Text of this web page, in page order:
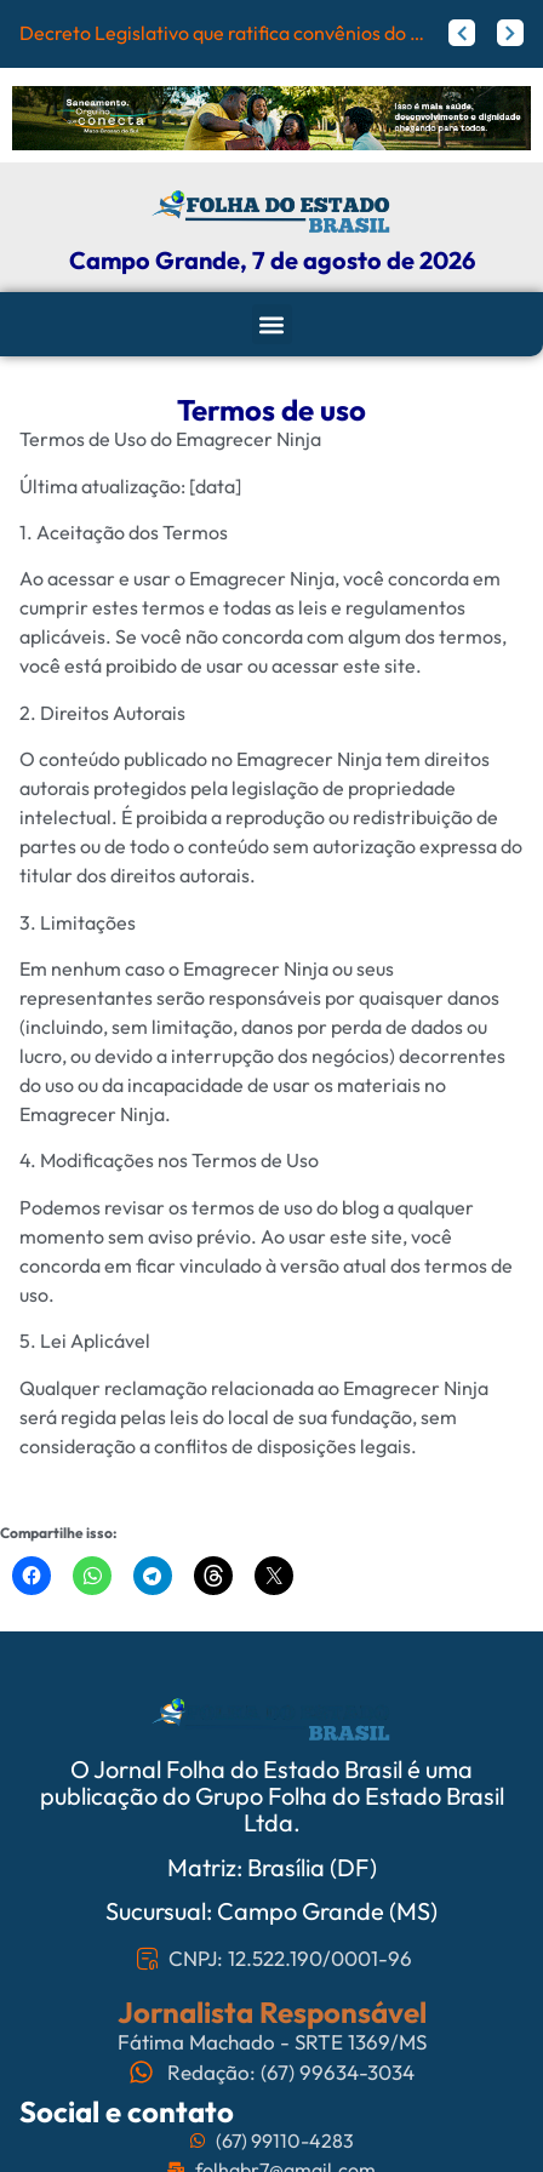
Ca Papy trabalha para melhorar pistas de skate com participação ativa de esportistas da CapitalAgosto Lilás: Maicon Nogueira fortalece a defesa das mulheres com leis e projetos de proteção em Campo Grande
Campo Grande, 7 de agosto de 2026
Termos de uso
Termos de Uso do Emagrecer Ninja
Última atualização: [data]
1. Aceitação dos Termos
Ao acessar e usar o Emagrecer Ninja, você concorda em
cumprir estes termos e todas as leis e regulamentos
aplicáveis. Se você não concorda com algum dos termos,
você está proibido de usar ou acessar este site.
2. Direitos Autorais
O conteúdo publicado no Emagrecer Ninja tem direitos
autorais protegidos pela legislação de propriedade
intelectual. É proibida a reprodução ou redistribuição de
partes ou de todo o conteúdo sem autorização expressa do
titular dos direitos autorais.
3. Limitações
Em nenhum caso o Emagrecer Ninja ou seus
representantes serão responsáveis por quaisquer danos
(incluindo, sem limitação, danos por perda de dados ou
lucro, ou devido a interrupção dos negócios) decorrentes
do uso ou da incapacidade de usar os materiais no
Emagrecer Ninja.
4. Modificações nos Termos de Uso
Podemos revisar os termos de uso do blog a qualquer
momento sem aviso prévio. Ao usar este site, você
concorda em ficar vinculado à versão atual dos termos de
uso.
5. Lei Aplicável
Qualquer reclamação relacionada ao Emagrecer Ninja
será regida pelas leis do local de sua fundação, sem
consideração a conflitos de disposições legais.
Compartilhe isso:
O Jornal Folha do Estado Brasil é uma
publicação do Grupo Folha do Estado Brasil
Ltda.
Matriz: Brasília (DF)
Sucursual: Campo Grande (MS)
CNPJ: 12.522.190/0001-96
Jornalista Responsável
Fátima Machado - SRTE 1369/MS
Redação: (67) 99634-3034
Social e contato
(67) 99110-4283